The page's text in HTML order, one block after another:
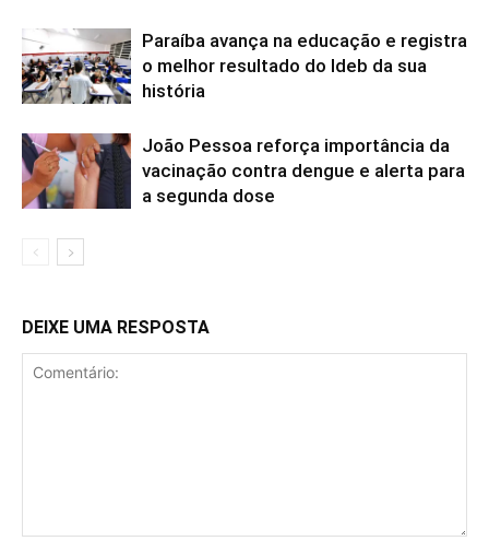
Paraíba avança na educação e registra
o melhor resultado do Ideb da sua
história
João Pessoa reforça importância da
vacinação contra dengue e alerta para
a segunda dose
DEIXE UMA RESPOSTA